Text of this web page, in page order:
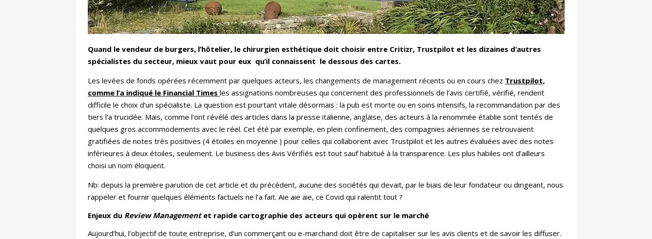
Quand le vendeur de burgers, l’hôtelier, le chirurgien esthétique doit choisir entre Critizr, Trustpilot et les dizaines d’autres
spécialistes du secteur, mieux vaut pour eux qu’il connaissent le dessous des cartes.
Les levées de fonds opérées récemment par quelques acteurs, les changements de management récents ou en cours chez Trustpilot,
comme l’a indiqué le Financial Times les assignations nombreuses qui concernent des professionnels de l’avis certifié, vérifié, rendent
difficile le choix d’un spécialiste. La question est pourtant vitale désormais : la pub est morte ou en soins intensifs, la recommandation par des
tiers l’a trucidée. Mais, comme l’ont révélé des articles dans la presse italienne, anglaise, des acteurs à la renommée établie sont tentés de
quelques gros accommodements avec le réel. Cet été par exemple, en plein confinement, des compagnies aériennes se retrouvaient
gratifiées de notes très positives (4 étoiles en moyenne ) pour celles qui collaborent avec Trustpilot et les autres évaluées avec des notes
inférieures à deux étoiles, seulement. Le business des Avis Vérifiés est tout sauf habitué à la transparence. Les plus habiles ont d’ailleurs
choisi un nom éloquent.
Nb: depuis la première parution de cet article et du précédent, aucune des sociétés qui devait, par le biais de leur fondateur ou dirigeant, nous
rappeler et fournir quelques éléments factuels ne l’a fait. Aie aie aie, ce Covid qui ralentit tout ?
Enjeux du Review Managementet rapide cartographie des acteurs qui opèrent sur le marché
Aujourd’hui, l’objectif de toute entreprise, d’un commerçant ou e-marchand doit être de capitaliser sur les avis clients et de savoir les diffuser.